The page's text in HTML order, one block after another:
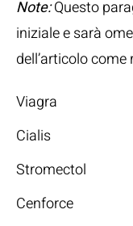
Note:Questo
iniziale e sarà
dell’articolo come
Viagra
Cialis
Stromectol
Cenforce